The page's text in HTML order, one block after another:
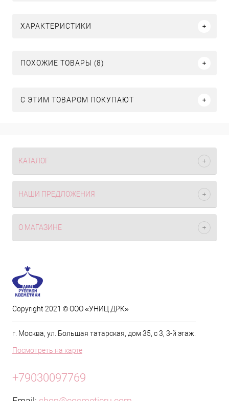
ХАРАКТЕРИСТИКИ
ПОХОЖИЕ ТОВАРЫ (8)
С ЭТИМ ТОВАРОМ ПОКУПАЮТ
КАТАЛОГ
НАШИ ПРЕДЛОЖЕНИЯ
О МАГАЗИНЕ
Copyright 2021 © ООО «УНИЦ ДРК»
г. Москва, ул. Большая татарская, дом 35, с 3, 3-й этаж.
Посмотреть на карте
+79030097769